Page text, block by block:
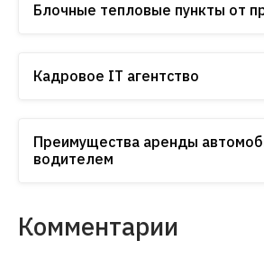
Блочные тепловые пункты от
Кадровое IT агентство
Преимущества аренды
водителем
Комментарии